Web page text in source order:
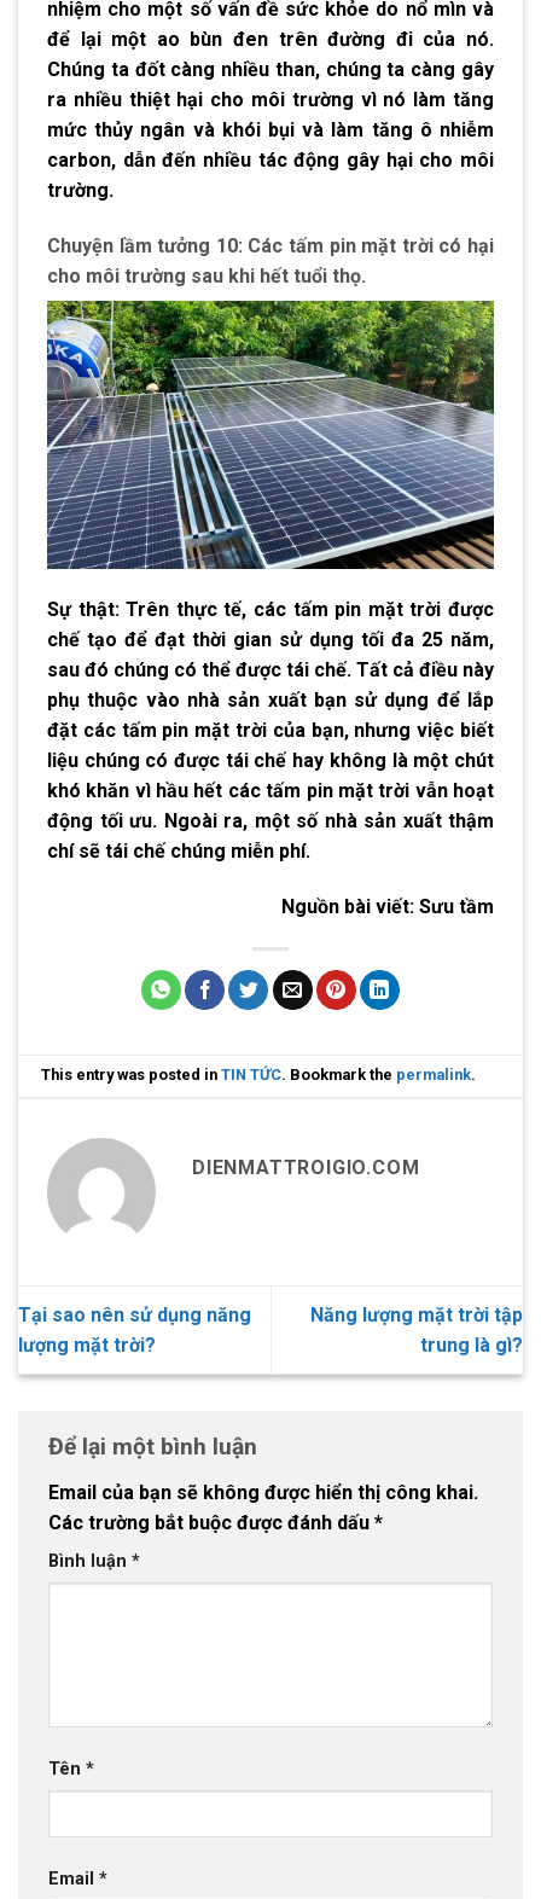
nhiệm cho một số vấn đề sức khỏe do nổ mìn và
để lại một ao bùn đen trên đường đi của nó.
Chúng ta đốt càng nhiều than, chúng ta càng gây
ra nhiều thiệt hại cho môi trường vì nó làm tăng
mức thủy ngân và khói bụi và làm tăng ô nhiễm
carbon, dẫn đến nhiều tác động gây hại cho môi
trường.
Chuyện lầm tưởng 10: Các tấm pin mặt trời có hại
cho môi trường sau khi hết tuổi thọ.
Sự thật: Trên thực tế, các tấm pin mặt trời được
chế tạo để đạt thời gian sử dụng tối đa 25 năm,
sau đó chúng có thể được tái chế. Tất cả điều này
phụ thuộc vào nhà sản xuất bạn sử dụng để lắp
đặt các tấm pin mặt trời của bạn, nhưng việc biết
liệu chúng có được tái chế hay không là một chút
khó khăn vì hầu hết các tấm pin mặt trời vẫn hoạt
động tối ưu. Ngoài ra, một số nhà sản xuất thậm
chí sẽ tái chế chúng miễn phí.
Nguồn bài viết: Sưu tầm
This entry was posted inTIN TỨC. Bookmark the permalink.
DIENMATTROIGIO.COM
Tại sao nên sử dụng năng
lượng mặt trời?
Năng lượng mặt trời tập
trung là gì?
Để lại một bình luận
Email của bạn sẽ không được hiển thị công khai.
Các trường bắt buộc được đánh dấu *
Bình luận *
Tên *
Email *